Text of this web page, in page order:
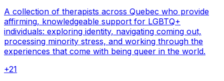
A collection of therapists across Quebec who provide
affirming, knowledgeable support for LGBTQ+
individuals: exploring identity, navigating coming out,
processing minority stress, and working through the
experiences that come with being queer in the world.
+21